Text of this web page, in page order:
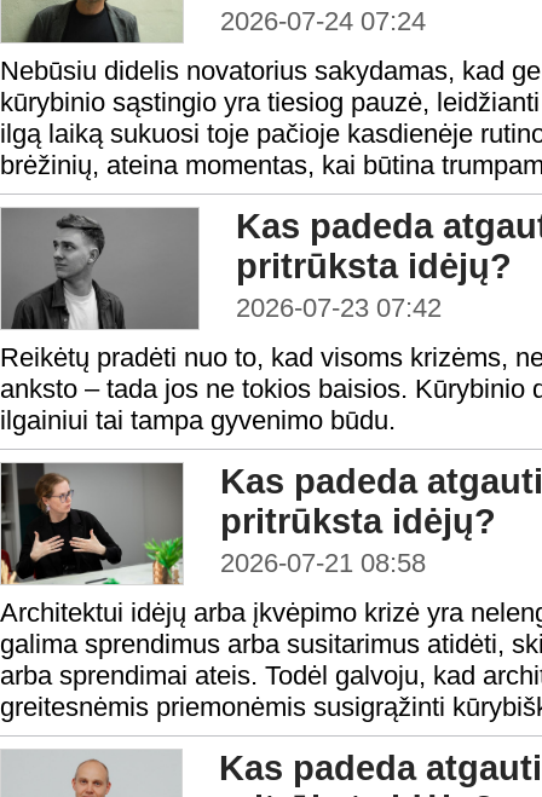
2026-07-24 07:24
Nebūsiu didelis novatorius sakydamas, kad
kūrybinio sąstingio yra tiesiog pauzė,
ilgą laiką sukuosi toje pačioje kasdienėje
brėžinių, ateina momentas, kai būtina
Kas padeda
pritrūksta idėjų?
2026-07-23 07:42
Reikėtų pradėti nuo to, kad visoms krizėms,
anksto – tada jos ne tokios baisios. Kūrybinio
ilgainiui tai tampa gyvenimo būdu.
Kas padeda
pritrūksta idėjų?
2026-07-21 08:58
Architektui idėjų arba įkvėpimo krizė yra
galima sprendimus arba susitarimus atidėti,
arba sprendimai ateis. Todėl galvoju, kad
greitesnėmis priemonėmis susigrąžinti
Kas padeda